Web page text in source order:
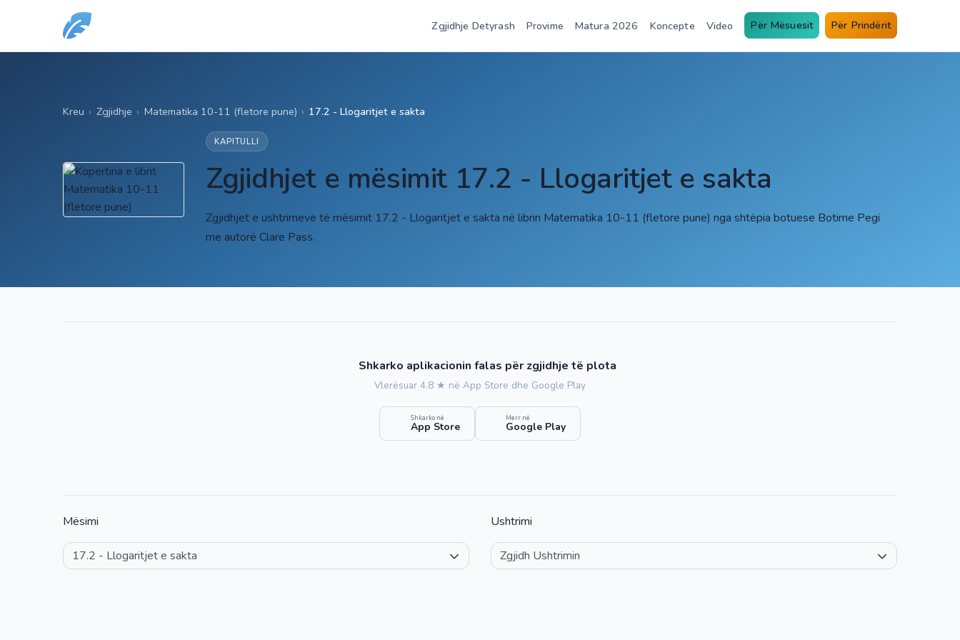
Zgjidhje Detyrash Provime Matura 2026 Koncepte Video Për Mësuesit Për Prindërit
Kreu › Zgjidhje › Matematika 10-11 (fletore pune) › 17.2 - Llogaritjet e sakta
KAPITULLI
Zgjidhjet e mësimit 17.2 - Llogaritjet e sakta
Zgjidhjet e ushtrimeve të mësimit 17.2 - Llogaritjet e sakta në librin Matematika 10-11 (fletore pune) nga shtëpia botuese Botime Pegi
me autorë Clare Pass.
Shkarko aplikacionin falas për zgjidhje të plota
Vlerësuar 4.8 ★ në App Store dhe Google Play
Shkarko në
App Store
Merr në
Google Play
Mësimi Ushtrimi